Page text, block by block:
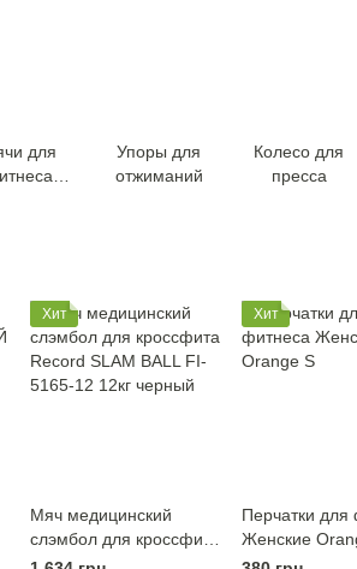
для
Упоры для
отжиманий
Колесо для
пресса
Хит
Мяч медицинский
слэмбол для кроссфита
Record SLAM BALL FI-
Хит
Перчатки для
Женские